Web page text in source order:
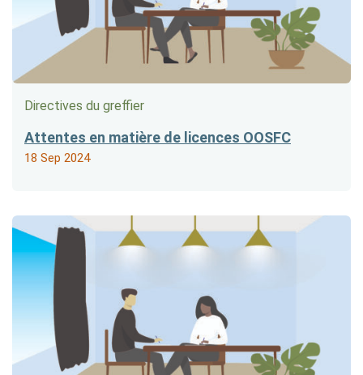
Directives du greffier
Attentes en matière de licences OOSFC
18 Sep 2024